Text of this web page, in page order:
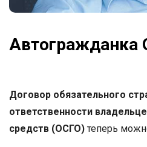
Договор обязательного
ответственности
средств (ОСГО) теперь